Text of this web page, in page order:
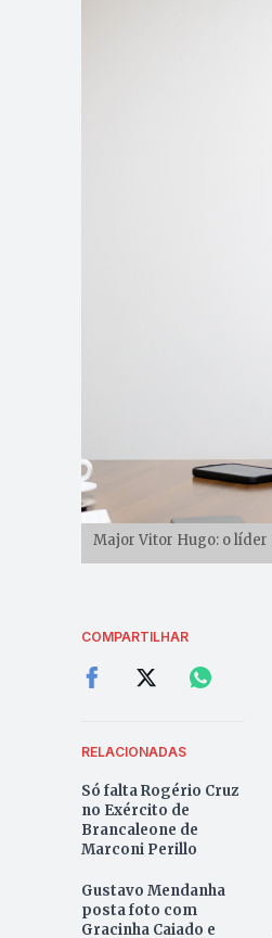
Major Vitor Hugo: o líder
COMPARTILHAR
RELACIONADAS
Só falta Rogério Cruz
no Exército de
Brancaleone de
Marconi Perillo
Gustavo Mendanha
posta foto com
Gracinha Caiado e